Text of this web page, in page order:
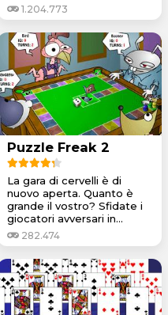
1.204.773
Puzzle Freak 2
La gara di cervelli è di
nuovo aperta. Quanto è
grande il vostro? Sfidate i
giocatori avversari in...
282.474